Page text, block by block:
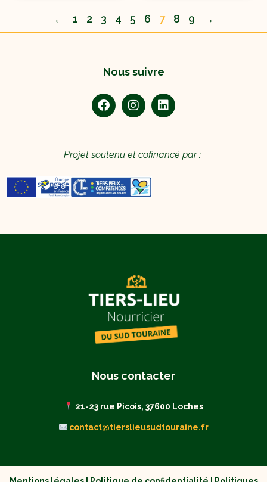
← 1 2 3 4 5 6 7 8 9 →
Nous contacter
21-23 rue Picois, 37600 Loches
contact@tierslieusudtouraine.fr
Nous suivre
Projet soutenu et cofinancé par :